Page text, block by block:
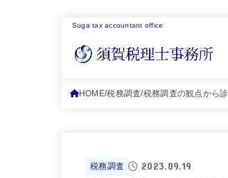
Suga tax accountant office
HOME 税務調査 税務調査の観点から
税務調査 2023.09.19